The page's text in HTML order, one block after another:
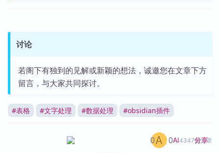
讨论
若阁下有独到的见解或新颖的想法，诚邀您在文章下方
留言，与大家共同探讨。
#表格 #文字处理 #数据处理 #obsidian插件
AI4347篇文章
0 0 分享